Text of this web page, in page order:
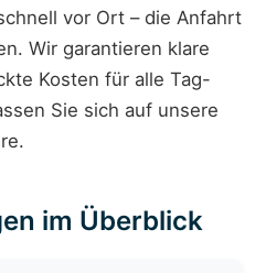
vor Ort – die Anfahrt
Wir garantieren klare
Kosten für alle Tag-
Sie sich auf unsere
im Überblick